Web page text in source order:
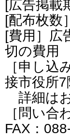
[広告掲載
[配布枚数
[費用］広
切の費用
［申し込
接市役所
詳細は
［問い
FAX：